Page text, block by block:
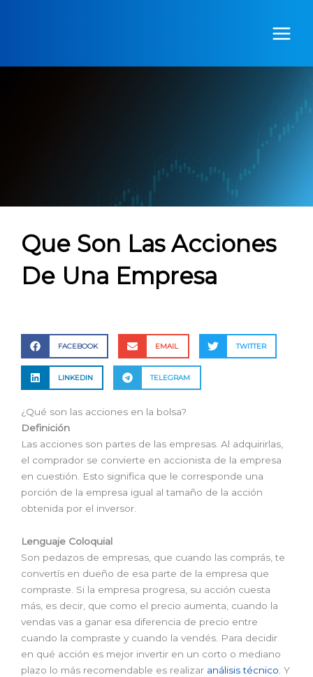
Que Son Las Acciones
De Una Empresa
FACEBOOK EMAIL TWITTER
LINKEDIN TELEGRAM
¿Qué son las acciones en la bolsa?
Definición
Las acciones son partes de las empresas. Al adquirirlas,
el comprador se convierte en accionista de la empresa
en cuestión. Esto significa que le corresponde una
porción de la empresa igual al tamaño de la acción
obtenida por el inversor.
Lenguaje Coloquial
Son pedazos de empresas, que cuando las comprás, te
convertís en dueño de esa parte de la empresa que
compraste. Si la empresa progresa, su acción cuesta
más, es decir, que como el precio aumenta, cuando la
vendas vas a ganar esa diferencia de precio entre
cuando la compraste y cuando la vendés. Para decidir
en qué acción es mejor invertir en un corto o mediano
plazo lo más recomendable es realizar análisis técnico . Y